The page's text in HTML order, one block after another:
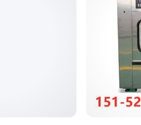
备的实际价值往往体现在配套适
后端用气设备的压力需求，包装
购前务必确认设备接口规格和动
合适的二手设备应该满足三个核
护成本可控、能无缝接入现有生